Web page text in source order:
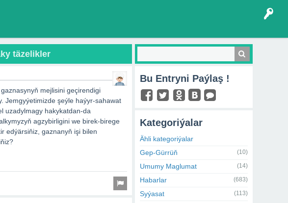
täzelikler
mejlisini geçirendigi
Jemgyýetimizde şeýle haýyr-sahawat
uzadylmagy hakykatdan-da
agzybirligini we birek-birege
edýärsiňiz, gaznanyň işi bilen
Bu Entryni Paýlaş !
Kategoriýalar
Ähli kategoriýalar
Gep-Gürrüň
(10)
Umumy Maglumat (14)
Habarlar (683)
Syýasat (113)